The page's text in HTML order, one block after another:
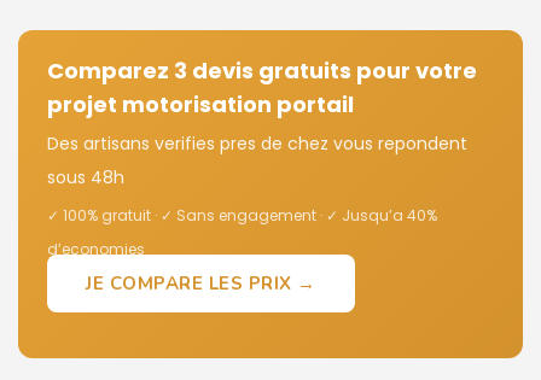
Comparez 3 devis gratuits pour votre
projet motorisation portail
Des artisans verifies pres de chez vous repondent
sous 48h
✓ 100% gratuit · ✓ Sans engagement · ✓ Jusqu’a 40%
d’economies
JE COMPARE LES PRIX →